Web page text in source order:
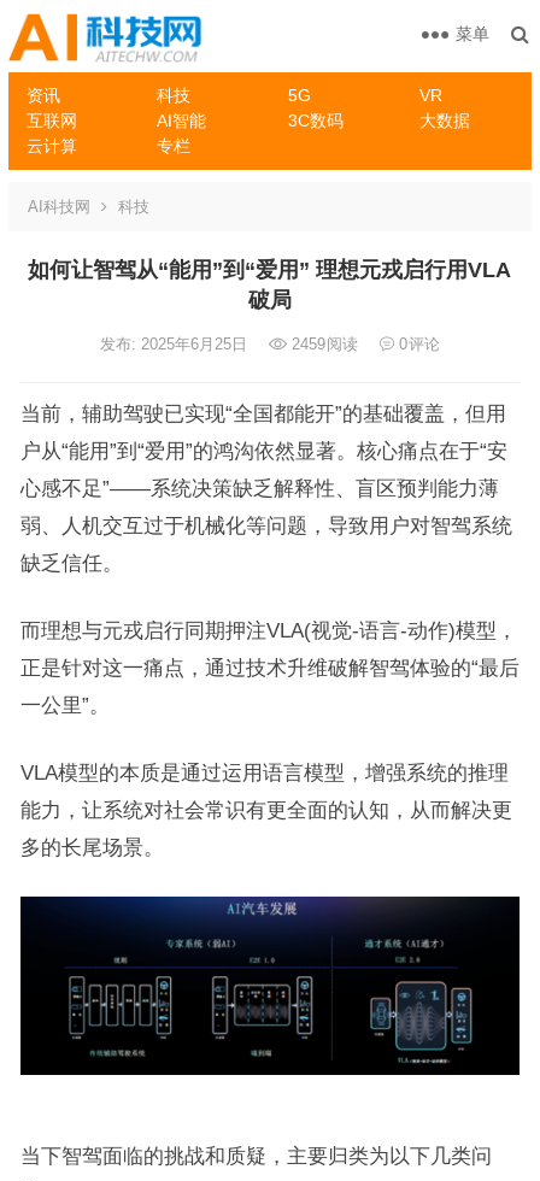
资讯 科技 5G
VR
互联网
AI智能 3C数码
大数据
云计算
专栏
菜单
AI科技网 科技
如何让智驾从“能用”到“爱用” 理想元戎启行用VLA
破局
发布: 2025年6月25日 2459阅读 0评论
当前，辅助驾驶已实现“全国都能开”的基础覆盖，但用
户从“能用”到“爱用”的鸿沟依然显著。核心痛点在于“安
心感不足”——系统决策缺乏解释性、盲区预判能力薄
弱、人机交互过于机械化等问题，导致用户对智驾系统
缺乏信任。
而理想与元戎启行同期押注VLA(视觉-语言-动作)模型，
正是针对这一痛点，通过技术升维破解智驾体验的“最后
一公里”。
VLA模型的本质是通过运用语言模型，增强系统的推理
能力，让系统对社会常识有更全面的认知，从而解决更
多的长尾场景。
当下智驾面临的挑战和质疑，主要归类为以下几类问